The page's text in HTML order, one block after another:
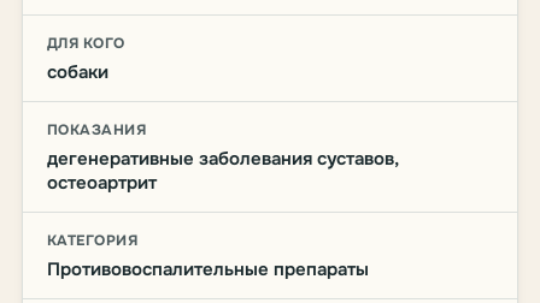
ДЛЯ КОГО
собаки
ПОКАЗАНИЯ
дегенеративные заболевания суставов,
остеоартрит
КАТЕГОРИЯ
Противовоспалительные препараты